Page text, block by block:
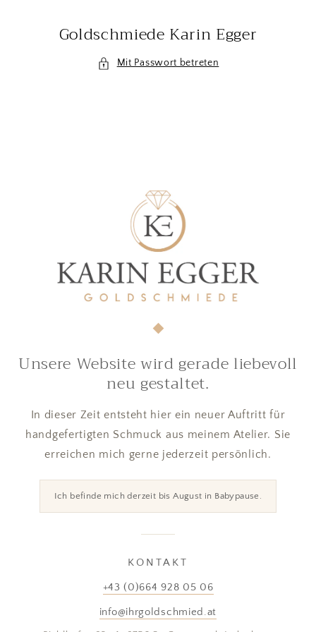
Goldschmiede Karin Egger
Mit Passwort betreten
Unsere Website wird gerade liebevoll
neu gestaltet.
In dieser Zeit entsteht hier ein neuer Auftritt für
handgefertigten Schmuck aus meinem Atelier. Sie
erreichen mich gerne jederzeit persönlich.
Ich befinde mich derzeit bis August in Babypause.
KONTAKT
+43 (0)664 928 05 06
info@ihrgoldschmied.at